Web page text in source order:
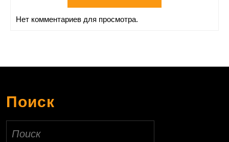
Нет комментариев для просмотра.
Поиск